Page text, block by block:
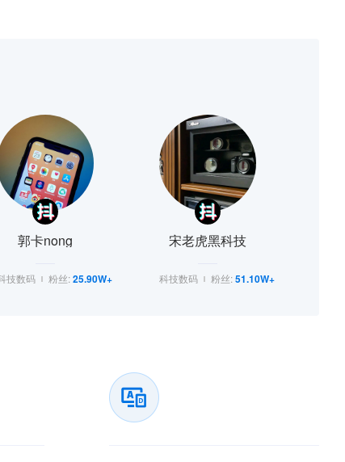
郭卡nong
技数码 粉丝:25.90W+
宋老虎黑科技
科技数码 粉丝:51.10W+